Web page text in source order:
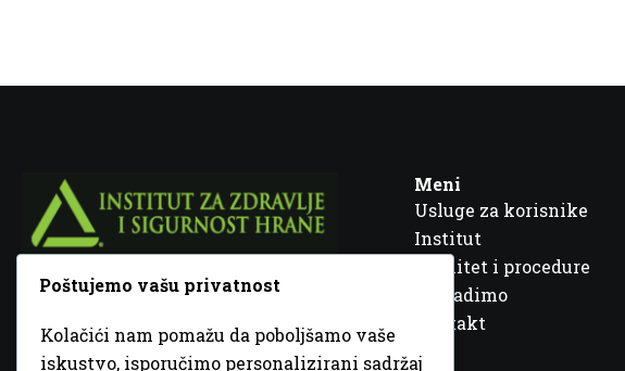
Fra Ivana Jukića br. 2, 72000 Zenica, BiH
+387 32 448 001
Meni
Usluge za korisnike
Institut
Kvalitet i procedure
Šta radimo
Kontakt
Poštujemo vašu privatnost
Kolačići nam pomažu da poboljšamo vaše
iskustvo, isporučimo personalizirani sadržaj